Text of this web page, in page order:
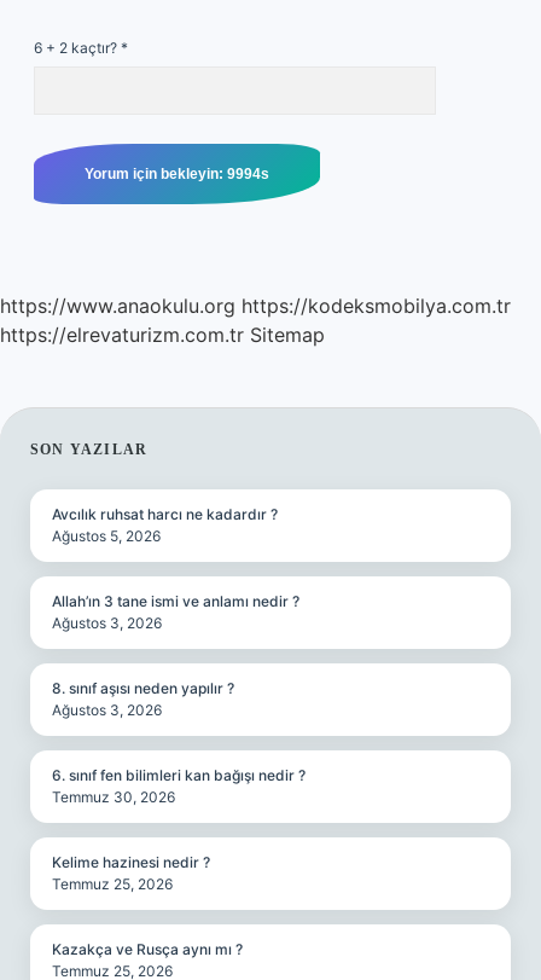
6 + 2 kaçtır? *
https://www.anaokulu.org https://kodeksmobilya.com.tr
https://elrevaturizm.com.tr Sitemap
SIDEBAR
SON YAZILAR
Avcılık ruhsat harcı ne kadardır ?
Ağustos 5, 2026
Allah’ın 3 tane ismi ve anlamı nedir ?
Ağustos 3, 2026
8. sınıf aşısı neden yapılır ?
Ağustos 3, 2026
6. sınıf fen bilimleri kan bağışı nedir ?
Temmuz 30, 2026
Kelime hazinesi nedir ?
Temmuz 25, 2026
Kazakça ve Rusça aynı mı ?
Temmuz 25, 2026